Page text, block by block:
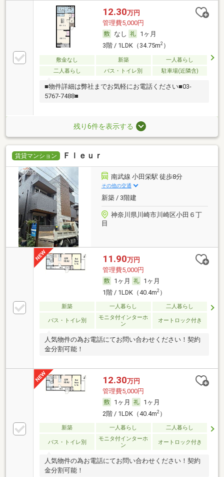
12.30万円
管理費5,000円
なし
1ヶ月
3階 / 1LDK（34.75m2）
敷金なし 新築
一人暮らし
二人暮らし
バス・トイレ別 駐車場(近隣含)
■物件詳細は弊社までお気軽にお電話ください■03-
5767-7488■
残り6件を表示する
賃貸マンション Ｆｌｅｕｒ
南武線 小田栄駅 徒歩8分
その他の交通
新築 / 3階建
神奈川県川崎市川崎区小田６丁
目
11.90万円
管理費5,000円
1ヶ月
1ヶ月
1階 / 1LDK（40.4m2）
新築 一人暮らし 二人暮らし
バス・トイレ別
モニタ付インターホ
ン
オートロック付き
人気物件の為お電話にてお問い合わせください！契約
金分割可能！
12.30万円
管理費5,000円
1ヶ月
1ヶ月
2階 / 1LDK（40.4m2）
新築 一人暮らし 二人暮らし
バス・トイレ別
モニタ付インターホ
ン
オートロック付き
人気物件の為お電話にてお問い合わせください！契約
金分割可能！